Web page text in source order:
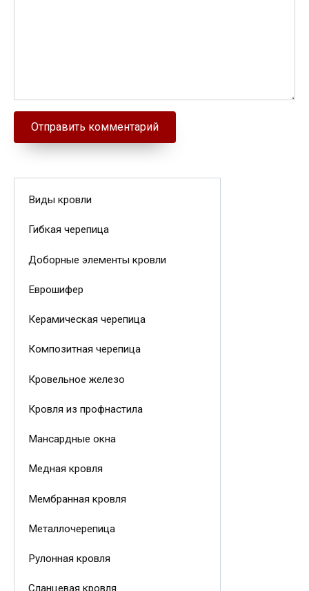
Виды кровли
Гибкая черепица
Доборные элементы кровли
Еврошифер
Керамическая черепица
Композитная черепица
Кровельное железо
Кровля из профнастила
Мансардные окна
Медная кровля
Мембранная кровля
Металлочерепица
Рулонная кровля